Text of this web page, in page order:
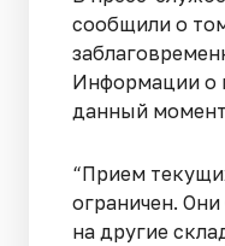
сообщили о
Информации о
данный
“Прием
ограничен.
на другие